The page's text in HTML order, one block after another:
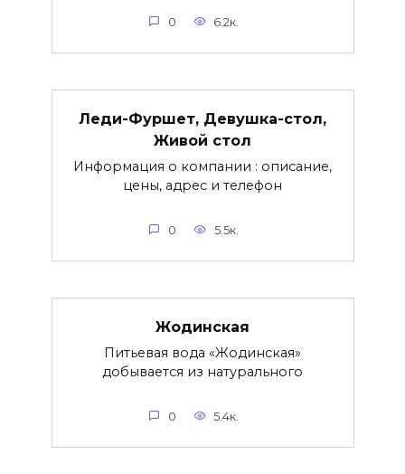
0 6.2к.
Леди-Фуршет, Девушка-стол,
Живой стол
Информация о компании : описание,
цены, адрес и телефон
0 5.5к.
Жодинская
Питьевая вода «Жодинская»
добывается из натурального
0 5.4к.